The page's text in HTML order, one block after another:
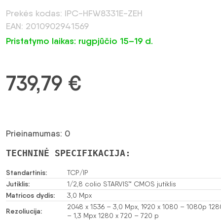
Prekės kodas: IPC-HFW8331E-ZEH
EAN: 2010902941569
Pristatymo laikas: rugpjūčio 15–19 d.
739,79 €
Prieinamumas: 0
TECHNINĖ SPECIFIKACIJA:
Standartinis: TCP/IP
Jutiklis: 1/2,8 colio STARVIS™ CMOS jutiklis
Matricos dydis: 3,0 Mpx
Rezoliucija:
2048 x 1536 – 3,0 Mpx, 1920 x 1080 – 1080p
– 1,3 Mpx 1280 x 720 – 720 p